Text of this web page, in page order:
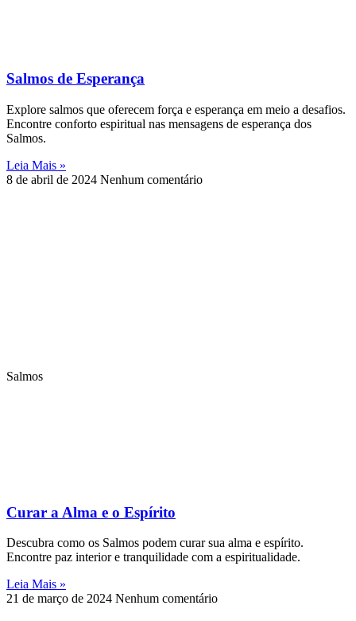
Salmos de Esperança
Explore salmos que oferecem força e esperança em meio a desafios.
Encontre conforto espiritual nas mensagens de esperança dos
Salmos.
Leia Mais »
8 de abril de 2024 Nenhum comentário
Salmos
Curar a Alma e o Espírito
Descubra como os Salmos podem curar sua alma e espírito.
Encontre paz interior e tranquilidade com a espiritualidade.
Leia Mais »
21 de março de 2024 Nenhum comentário